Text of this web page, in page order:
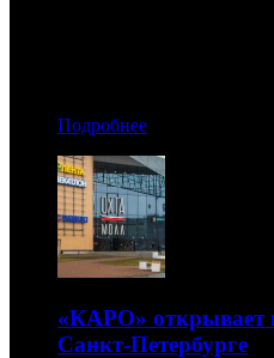
Подробнее
«КАРО» открывает
Санкт-Петербурге